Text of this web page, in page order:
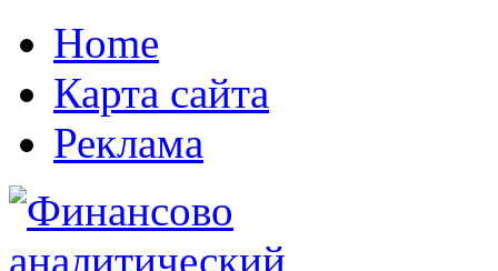
Home
Карта сайта
Реклама